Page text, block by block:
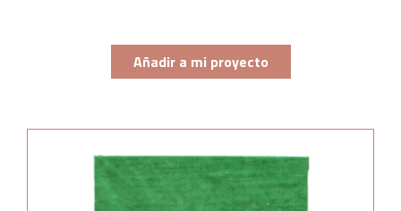
Añadir a mi proyecto